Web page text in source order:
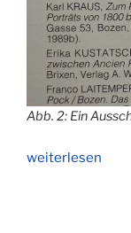
Abb. 2: Ein
„Die
weiterlesen